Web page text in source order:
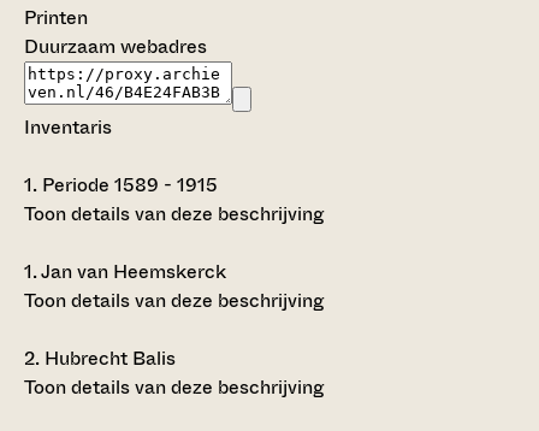
Printen
Duurzaam webadres
Inventaris
1. Periode 1589 - 1915
Toon details van deze beschrijving
1.Jan van Heemskerck
Toon details van deze beschrijving
2. Hubrecht Balis
Toon details van deze beschrijving